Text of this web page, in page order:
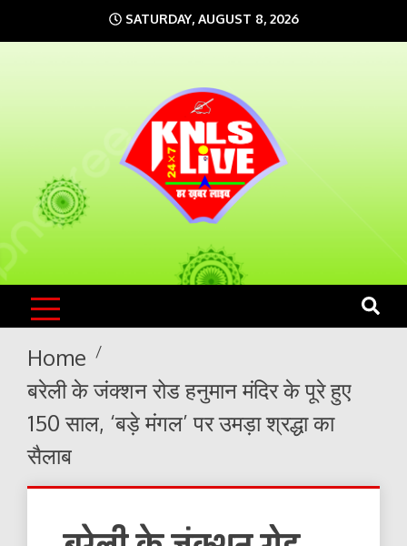
to
SATURDAY, AUGUST 8, 2026
KNLS LIVE
India`s No.1 News Portal
Home
बरेली के जंक्शन रोड हनुमान मंदिर के पूरे हुए
150 साल, ‘बड़े मंगल’ पर उमड़ा श्रद्धा का
सैलाब